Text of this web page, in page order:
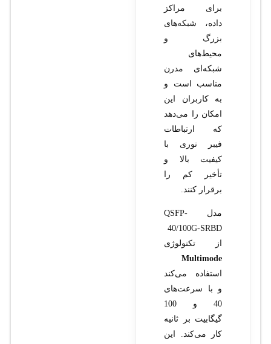
برای مراکز
داده، شبکه‌های
بزرگ و
محیط‌های
شبکه‌ای مدرن
مناسب است و
به کاربران این
امکان را می‌دهد
که ارتباطات
فیبر نوری با
کیفیت بالا و
تأخیر کم را
برقرار کنند.
مدل QSFP-
40/100G-SRBD
از تکنولوژی
Multimode
استفاده می‌کند
و با سرعت‌های
40 و 100
گیگابیت بر ثانیه
کار می‌کند. این